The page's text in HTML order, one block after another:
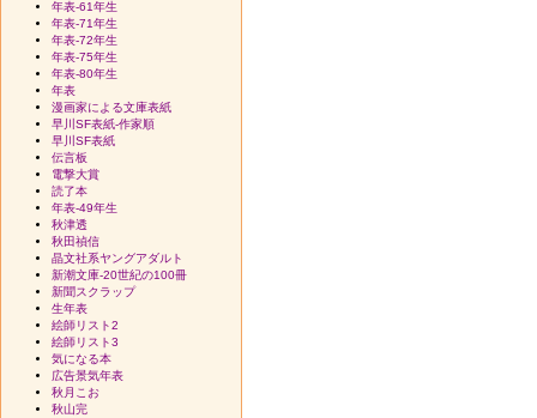
年表-61年生
年表-71年生
年表-72年生
年表-75年生
年表-80年生
年表
漫画家による文庫表紙
早川SF表紙-作家順
早川SF表紙
伝言板
電撃大賞
読了本
年表-49年生
秋津透
秋田禎信
晶文社系ヤングアダルト
新潮文庫-20世紀の100冊
新聞スクラップ
生年表
絵師リスト2
絵師リスト3
気になる本
広告景気年表
秋月こお
秋山完